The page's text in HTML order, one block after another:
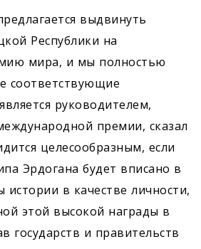
выдвинуть
Республики на
мира, и мы полностью
соответствующие
руководителем,
премии, сказал
целесообразным, если
Эрдогана будет вписано в
истории в качестве личности,
этой высокой награды в
государств и правительств